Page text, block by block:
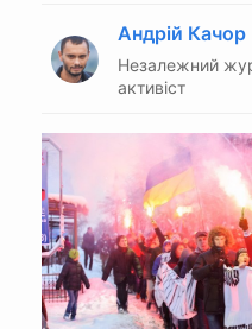
Андрій Качор
Незалежний
активіст